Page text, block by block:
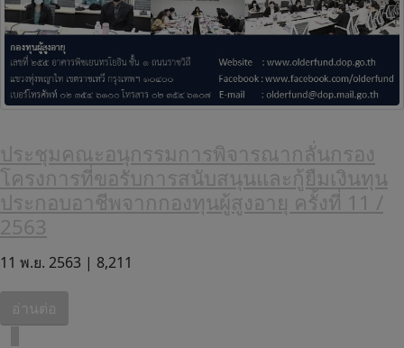
ประชุมคณะอนุกรรมการพิจารณากลั่นกรอง
โครงการที่ขอรับการสนับสนุนและกู้ยืมเงินทุน
ประกอบอาชีพจากกองทุนผู้สูงอายุ ครั้งที่ 11 /
2563
11 พ.ย. 2563 | 8,211
อ่านต่อ